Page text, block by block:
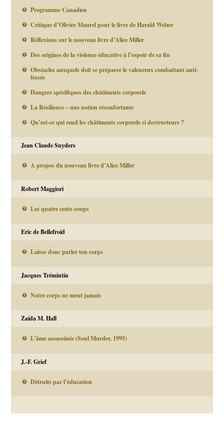
Programme Canadien
Critique d’Olivier Maurel pour le livre de Harald Welzer
Réflexions sur le nouveau livre d’Alice Miller
Des origines de la violence éducative à l’espoir de sa fin
Obstacles auxquels doit se préparer le valeureux combattant anti-
fessée
Dangers spécifiques des châtiments corporels
La Résilience – une notion réconfortante
Qu’est-ce qui rend les châtiments corporels si destructeurs ?
Jean Claude Snyders
A propos du nouveau livre d’Alice Miller
Robert Maggiori
Les quatre cents coups
Eric de Bellefroid
Laisse donc parler ton corps
Jacques Trémintin
Notre corps ne ment jamais
Zaida M. Hall
L’âme assassinée (Soul Murder, 1995)
J.-F. Grief
Détruits par l’éducation